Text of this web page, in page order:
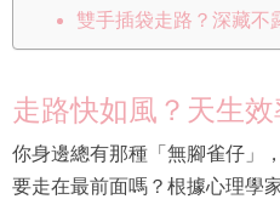
雙手插袋走路？深藏不
走路快如風？天生
你身邊總有那種「無腳雀仔」
要走在最前面嗎？根據心理學